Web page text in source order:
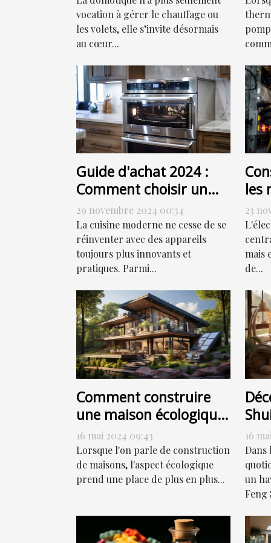
vocation à gérer le chauffage ou
les volets, elle s’invite désormais
au cœur...
Guide d'achat 2024 :
Comment choisir un
four combiné à vapeur
29 novembre 2024 00:34
La cuisine moderne ne cesse de se
réinventer avec des appareils
toujours plus innovants et
pratiques. Parmi...
les
de
23
mais
de...
Comment construire
une maison écologique
sans sacrifier le style
16 mai 2024 09:43
Lorsque l'on parle de construction
de maisons, l'aspect écologique
prend une place de plus en plus...
16
Dans
un
Feng